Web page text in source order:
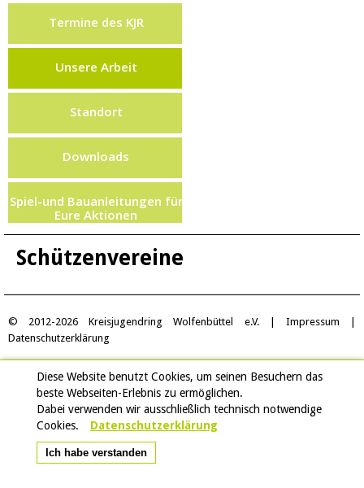
Termine des KJR
Unsere Arbeit
Standort
Downloads
Spiel-und Bauanleitungen für
Eure Aktionen
Schützenvereine
© 2012-2026 Kreisjugendring Wolfenbüttel e.V. | Impressum
Datenschutzerklärung
Diese Website benutzt Cookies, um seinen Besuchern das
beste Webseiten-Erlebnis zu ermöglichen.
Dabei verwenden wir ausschließlich technisch notwendige
Cookies.
Datenschutzerklärung
Ich habe verstanden